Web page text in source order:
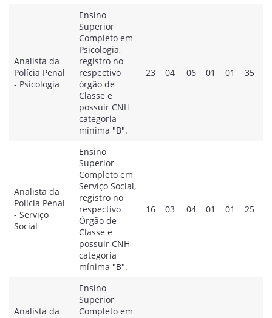
Analista da
Polícia Penal
- Psicologia
Ensino
Superior
Completo em
Psicologia,
registro no
respectivo
órgão de
Classe e
possuir CNH
categoria
mínima "B".
23 04 06 01 01 35
Analista da
Polícia Penal
- Serviço
Social
Ensino
Superior
Completo em
Serviço Social,
registro no
respectivo
Órgão de
Classe e
possuir CNH
categoria
mínima "B".
16 03 04 01 01 25
Analista da
Ensino
Superior
Completo em